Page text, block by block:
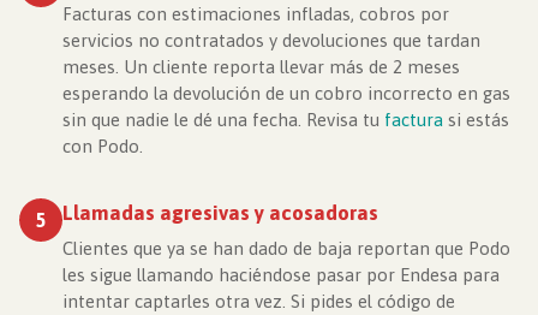
Facturas con estimaciones infladas, cobros por
servicios no contratados y devoluciones que tardan
meses. Un cliente reporta llevar más de 2 meses
esperando la devolución de un cobro incorrecto en gas
sin que nadie le dé una fecha. Revisa tu factura si estás
con Podo.
5 Llamadas agresivas y acosadoras
Clientes que ya se han dado de baja reportan que Podo
les sigue llamando haciéndose pasar por Endesa para
intentar captarles otra vez. Si pides el código de